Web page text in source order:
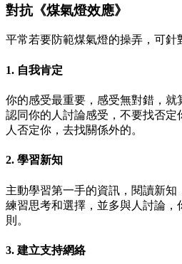
對抗《煤氣燈效應》
平常若要防範煤氣燈的操弄，可針
1. 自我肯定
你的感受最重要，感受無對錯，
認同你的人討論感受，不要找否定
人否定你，去找關係外的。
2. 學習新知
主動學習第一手的資訊，閱讀新知
練習思考和選擇，並多與人討論
則。
3. 建立支持網絡